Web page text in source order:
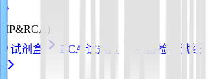
试剂盒 RCA 试剂盒
核酸检测试纸